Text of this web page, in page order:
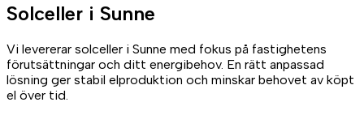
Solceller i Sunne
Vi levererar solceller i Sunne med fokus på fastighetens
förutsättningar och ditt energibehov. En rätt anpassad
lösning ger stabil elproduktion och minskar behovet av köpt
el över tid.